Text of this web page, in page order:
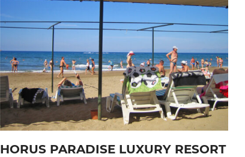
HORUS PARADISE LUXURY RESORT